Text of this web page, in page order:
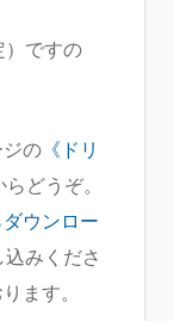
ですの
の 《ドリ
らどうぞ。
ウンロー
みくださ
ます。